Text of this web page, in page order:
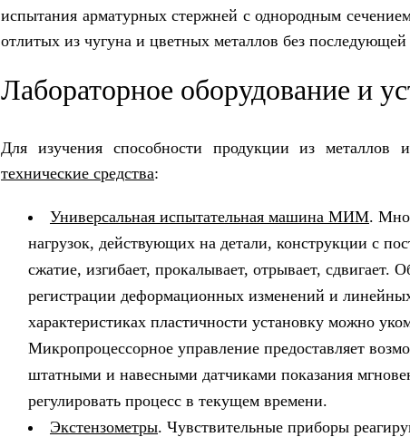
испытания арматурных стержней с однородным
отлитых из чугуна и цветных металлов без последующей
Лабораторное оборудование и
Для изучения способности продукции из металлов
технические средства:
Универсальная испытательная машина МИМ.
нагрузок, действующих на детали, конструкции с
сжатие, изгибает, прокалывает, отрывает,
регистрации деформационных изменений и
характеристиках пластичности установку можно
Микропроцессорное управление предоставляет
штатными и навесными датчиками показания
регулировать процесс в текущем времени.
Экстензометры. Чувствительные приборы